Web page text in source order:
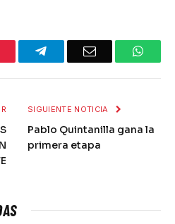
TelegramEmail
SIGUIENTE NOTICIA
Pablo Quintanilla gana la
primera etapa